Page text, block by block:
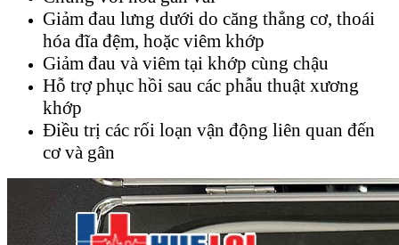
Giảm đau lưng dưới do căng thẳng cơ, thoái
hóa đĩa đệm, hoặc viêm khớp
Giảm đau và viêm tại khớp cùng chậu
Hỗ trợ phục hồi sau các phẫu thuật xương
khớp
Điều trị các rối loạn vận động liên quan đến
cơ và gân